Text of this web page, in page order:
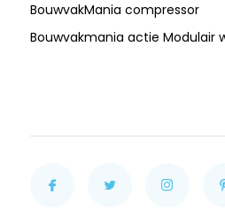
BouwvakMania compressor
Bouwvakmania actie Modulair